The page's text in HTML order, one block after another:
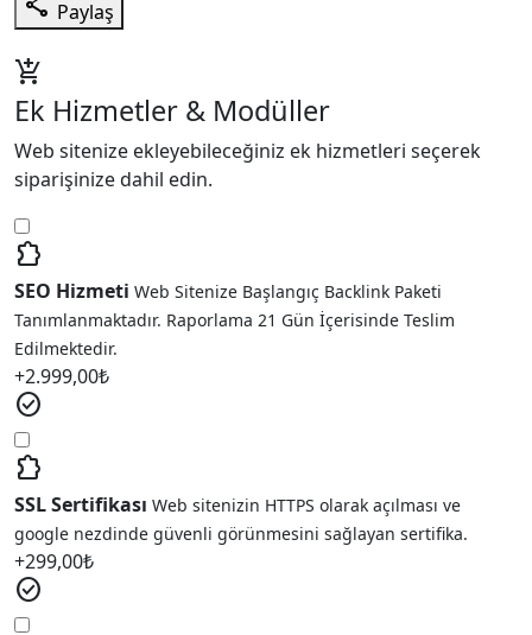
Paylaş
add_shopping_cart
Ek Hizmetler & Modüller
Web sitenize ekleyebileceğiniz ek hizmetleri seçerek
siparişinize dahil edin.
extension
SEO Hizmeti Web Sitenize Başlangıç Backlink Paketi
Tanımlanmaktadır. Raporlama 21 Gün İçerisinde Teslim
Edilmektedir.
+2.999,00₺
check_circle
extension
SSL Sertifikası Web sitenizin HTTPS olarak açılması ve
google nezdinde güvenli görünmesini sağlayan sertifika.
+299,00₺
check_circle